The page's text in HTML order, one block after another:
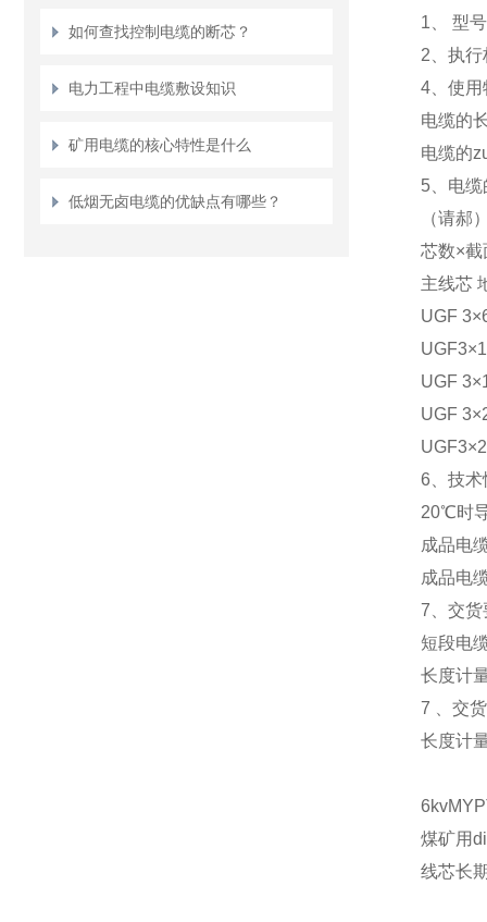
如何查找控制电缆的断芯？
电力工程中电缆敷设知识
矿用电缆的核心特性是什么
低烟无卤电缆的优缺点有哪些？
1、 型
2、执
4、使用
电缆的
电缆的
5、电
（请郝
芯数×截
主线芯
UGF
UGF
UGF
6、技
20℃时
成品电
成品电
7、交货
短段电
长度计
7 、交
长度计
煤矿用
线芯长